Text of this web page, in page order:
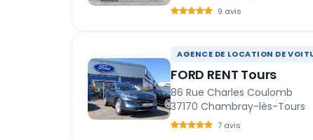
9 avis
AGENCE DE LOCATION DE
FORD RENT Tours
86 Rue Charles Coulomb
37170 Chambray-lès-Tours
7 avis